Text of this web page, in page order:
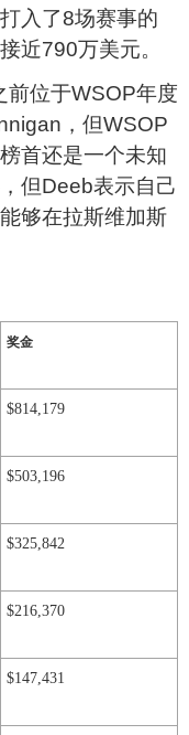
入了8场赛事的
近790万美元。
前位于WSOP年度
，但WSOP
首还是一个未知
但Deeb表示自己
够在拉斯维加斯
奖金
$814,179
$503,196
$325,842
$216,370
$147,431